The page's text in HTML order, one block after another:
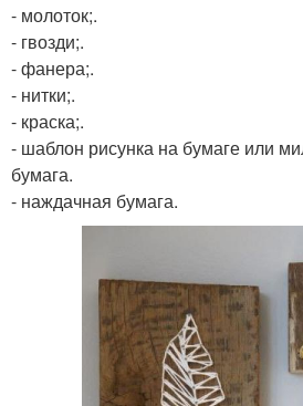
- молоток;.
- гвозди;.
- фанера;.
- нитки;.
- краска;.
- шаблон рисунка на бумаге или
бумага.
- наждачная бумага.